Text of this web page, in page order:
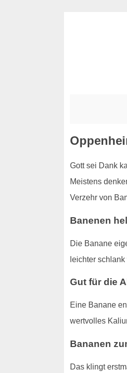
Gott sei Dank
Meistens
Verzehr von
Banenen
Die Banane
leichter
Gut für die
Eine Banane
wertvolles
Bananen
Das klingt